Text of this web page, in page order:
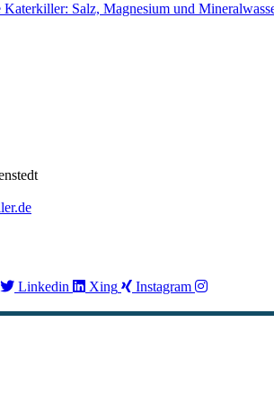
Katerkiller: Salz, Magnesium und
Linkedin Xing Instagram